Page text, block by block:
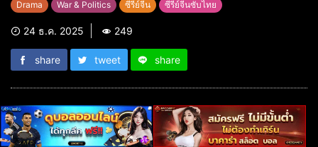
Drama War & Politics ซีรี่ย์จีน ซีรี่ย์จีนซับไทย
24 ธ.ค. 2025 249
share tweet share